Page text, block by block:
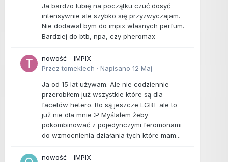
Ja bardzo lubię na początku czuć dosyć
intensywnie ale szybko się przyzwyczajam.
Nie dodawał bym do impix własnych perfum.
Bardziej do btb, npa, czy pheromax
nowość - IMPIX
Przeztomeklech · Napisano 12 Maj
Ja od 15 lat używam. Ale nie codziennie
przerobiłem już wszystkie które są dla
facetów hetero. Bo są jeszcze LGBT ale to
już nie dla mnie :P Myślałem żeby
pokombinować z pojedynczymi feromonami
do wzmocnienia działania tych które mam...
nowość - IMPIX